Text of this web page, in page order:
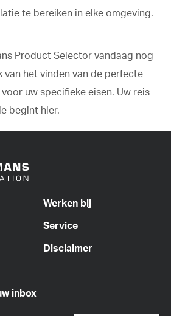
te bereiken in elke omgeving.
Product Selector vandaag nog
van het vinden van de perfecte
uw specifieke eisen. Uw reis
begint hier.
Werken bij
Service
Disclaimer
inbox